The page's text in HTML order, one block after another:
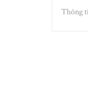
Thông